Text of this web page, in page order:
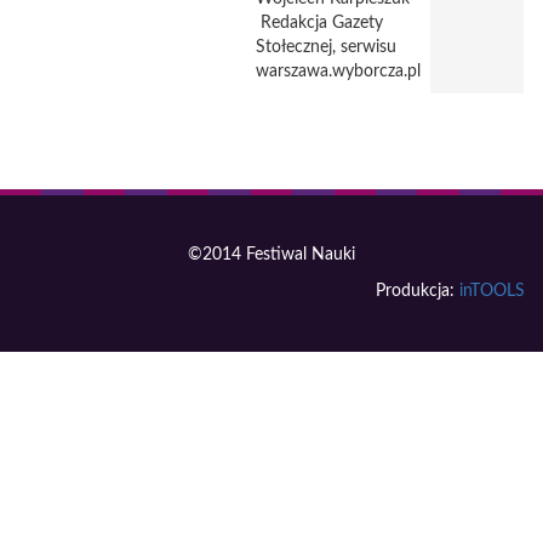
Redakcja Gazety
Stołecznej, serwisu
warszawa.wyborcza.pl
©2014 Festiwal Nauki
Produkcja: inTOOLS